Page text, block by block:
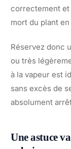
correctement
mort du plant
Réservez donc
ou très
à la vapeur est
sans excès de
absolument
Une astuce